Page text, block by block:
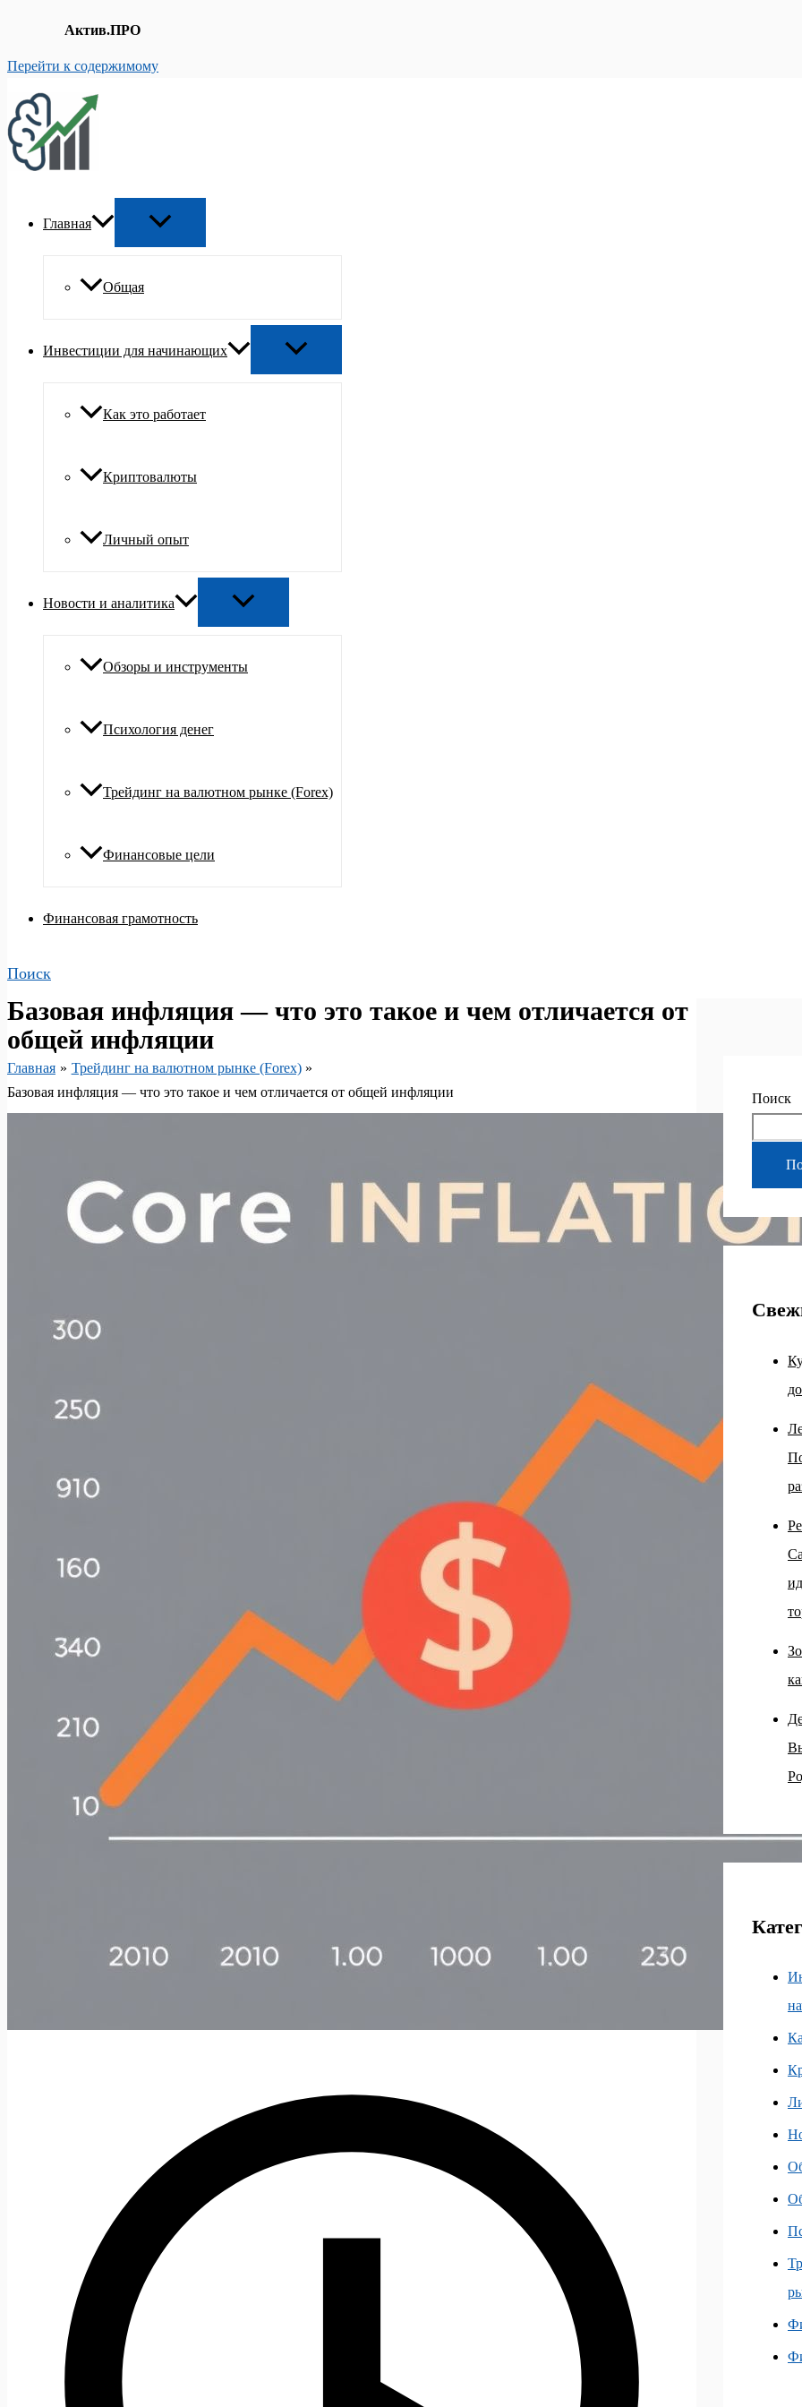
Актив.ПРО
Перейти к содержимому
Главная
Общая
Инвестиции для начинающих
Как это работает
Криптовалюты
Личный опыт
Новости и аналитика
Обзоры и инструменты
Психология денег
Трейдинг на валютном рынке (Forex)
Финансовые цели
Финансовая грамотность
Поиск
Базовая инфляция — что это такое и чем отличается от
общей инфляции
Главная
Трейдинг на валютном рынке (Forex)
Базовая инфляция — что это такое и чем отличается от общей инфляции
Поиск